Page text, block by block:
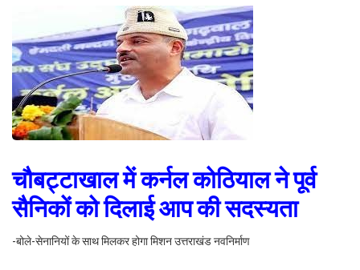
चौबट्टाखाल में कर्नल कोठियाल ने पूर्व
सैनिकों को दिलाई आप की सदस्यता
-बोले-सेनानियों के साथ मिलकर होगा मिशन उत्तराखंड नवनिर्माण